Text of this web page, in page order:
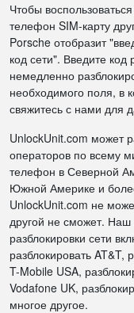
Чтобы
телефон SIM-карту
Porsche отобразит
код сети". Введите
немедленно
необходимого поля, в
свяжитесь с нами для
UnlockUnit.com может
операторов по всему
телефон в Северной
Южной Америке и
UnlockUnit.com не
другой не сможет.
разблокировки сети
разблокировать AT&T,
T-Mobile USA,
Vodafone UK,
многое другое.